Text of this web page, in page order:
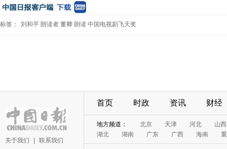
标签： 刘和平 朗读者 董卿 朗读 中国电视剧飞天奖
关于我们 联系我们
首页 时政 资讯 财经
地方频道： 北京 天津 河北
山西
湖北
湖南 广东 广西 海南